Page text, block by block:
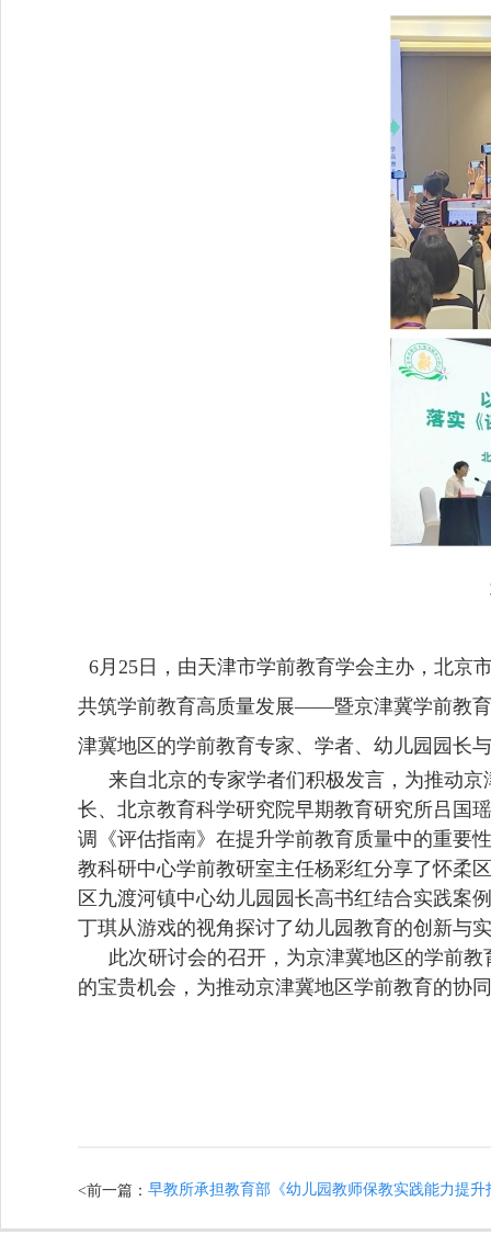
6月25日，由天津市学前教育学会主办，北京
共筑学前教育高质量发展——暨京津冀学前教
津冀地区的学前教育专家、学者、幼儿园园长
来自北京的专家学者们积极发言，为推动
长、北京教育科学研究院早期教育研究所吕国
调《评估指南》在提升学前教育质量中的重要
教科研中心学前教研室主任杨彩红分享了怀柔
区九渡河镇中心幼儿园园长高书红结合实践案
丁琪从游戏的视角探讨了幼儿园教育的创新与
此次研讨会的召开，为京津冀地区的学前
的宝贵机会 ， 为推动京津冀地区学前教育的协
<前一篇： 早教所承担教育部《幼儿园教师保教实践能力提